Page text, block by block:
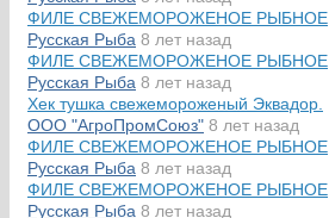
ФИЛЕ СВЕЖЕМОРОЖЕНОЕ РЫБНОЕ
Русская Рыба 8 лет назад
ФИЛЕ СВЕЖЕМОРОЖЕНОЕ РЫБНОЕ
Русская Рыба 8 лет назад
Хек тушка свежемороженый Эквадор.
ООО "АгроПромСоюз" 8 лет назад
ФИЛЕ СВЕЖЕМОРОЖЕНОЕ РЫБНОЕ
Русская Рыба 8 лет назад
ФИЛЕ СВЕЖЕМОРОЖЕНОЕ РЫБНОЕ
Русская Рыба 8 лет назад